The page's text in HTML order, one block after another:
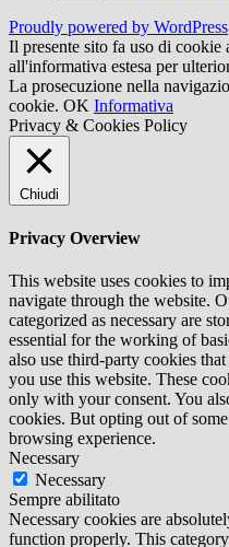
Proudly powered by WordPress
Il presente sito fa uso di cookie
all'informativa estesa per
La prosecuzione nella
cookie. OK Informativa
Privacy & Cookies Policy
Chiudi
Privacy Overview
This website uses cookies to
navigate through the website.
categorized as necessary are
essential for the working of
also use third-party cookies
you use this website. These
only with your consent. You
cookies. But opting out of
browsing experience.
Necessary
Necessary
Sempre abilitato
Necessary cookies are
function properly. This